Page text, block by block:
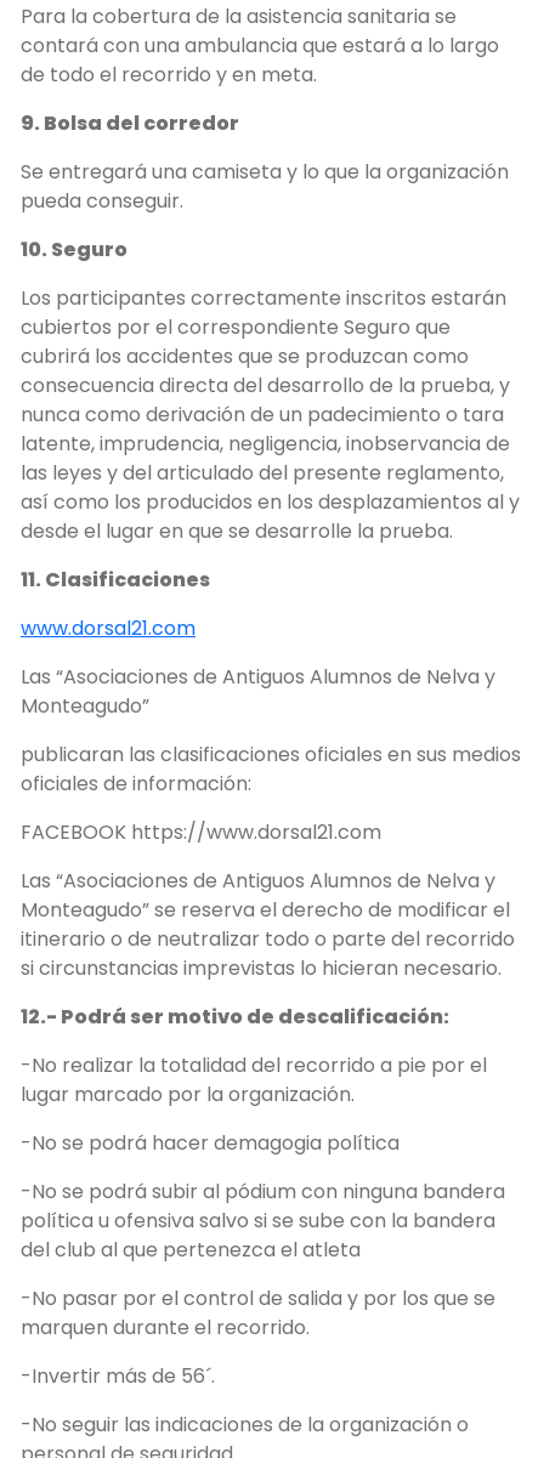
Para la cobertura de la asistencia sanitaria se
contará con una ambulancia que estará a lo largo
de todo el recorrido y en meta.
9. Bolsa del corredor
Se entregará una camiseta y lo que la organización
pueda conseguir.
10. Seguro
Los participantes correctamente inscritos estarán
cubiertos por el correspondiente Seguro que
cubrirá los accidentes que se produzcan como
consecuencia directa del desarrollo de la prueba, y
nunca como derivación de un padecimiento o tara
latente, imprudencia, negligencia, inobservancia de
las leyes y del articulado del presente reglamento,
así como los producidos en los desplazamientos al y
desde el lugar en que se desarrolle la prueba.
11. Clasificaciones
www.dorsal21.com
Las “Asociaciones de Antiguos Alumnos de Nelva y
Monteagudo”
publicaran las clasificaciones oficiales en sus medios
oficiales de información:
FACEBOOK https://www.dorsal21.com
Las “Asociaciones de Antiguos Alumnos de Nelva y
Monteagudo” se reserva el derecho de modificar el
itinerario o de neutralizar todo o parte del recorrido
si circunstancias imprevistas lo hicieran necesario.
12.- Podrá ser motivo de descalificación:
-No realizar la totalidad del recorrido a pie por el
lugar marcado por la organización.
-No se podrá hacer demagogia política
-No se podrá subir al pódium con ninguna bandera
política u ofensiva salvo si se sube con la bandera
del club al que pertenezca el atleta
-No pasar por el control de salida y por los que se
marquen durante el recorrido.
-Invertir más de 56´.
-No seguir las indicaciones de la organización o